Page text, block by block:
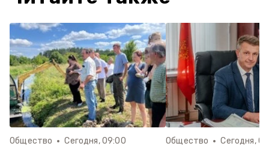
Общество Сегодня, 09:00 Общество Сегодня,